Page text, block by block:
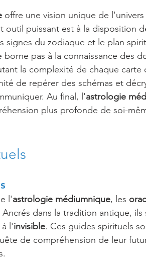
offre une vision unique de
outil puissant est à la disposition
signes du zodiaque et le plan
borne pas à la connaissance des
la complexité de chaque carte
de repérer des schémas et
Au final, l'astrologie
plus profonde de soi-
l'astrologie médiumnique, les
dans la tradition antique,
l'invisible. Ces guides spirituels
de compréhension de leur